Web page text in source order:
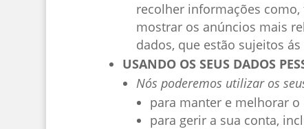
recolher informações
mostrar os anúncios mais
dados, que estão sujeitos
USANDO OS SEUS DADOS
Nós poderemos utilizar os
para manter e melhorar
para gerir a sua conta,